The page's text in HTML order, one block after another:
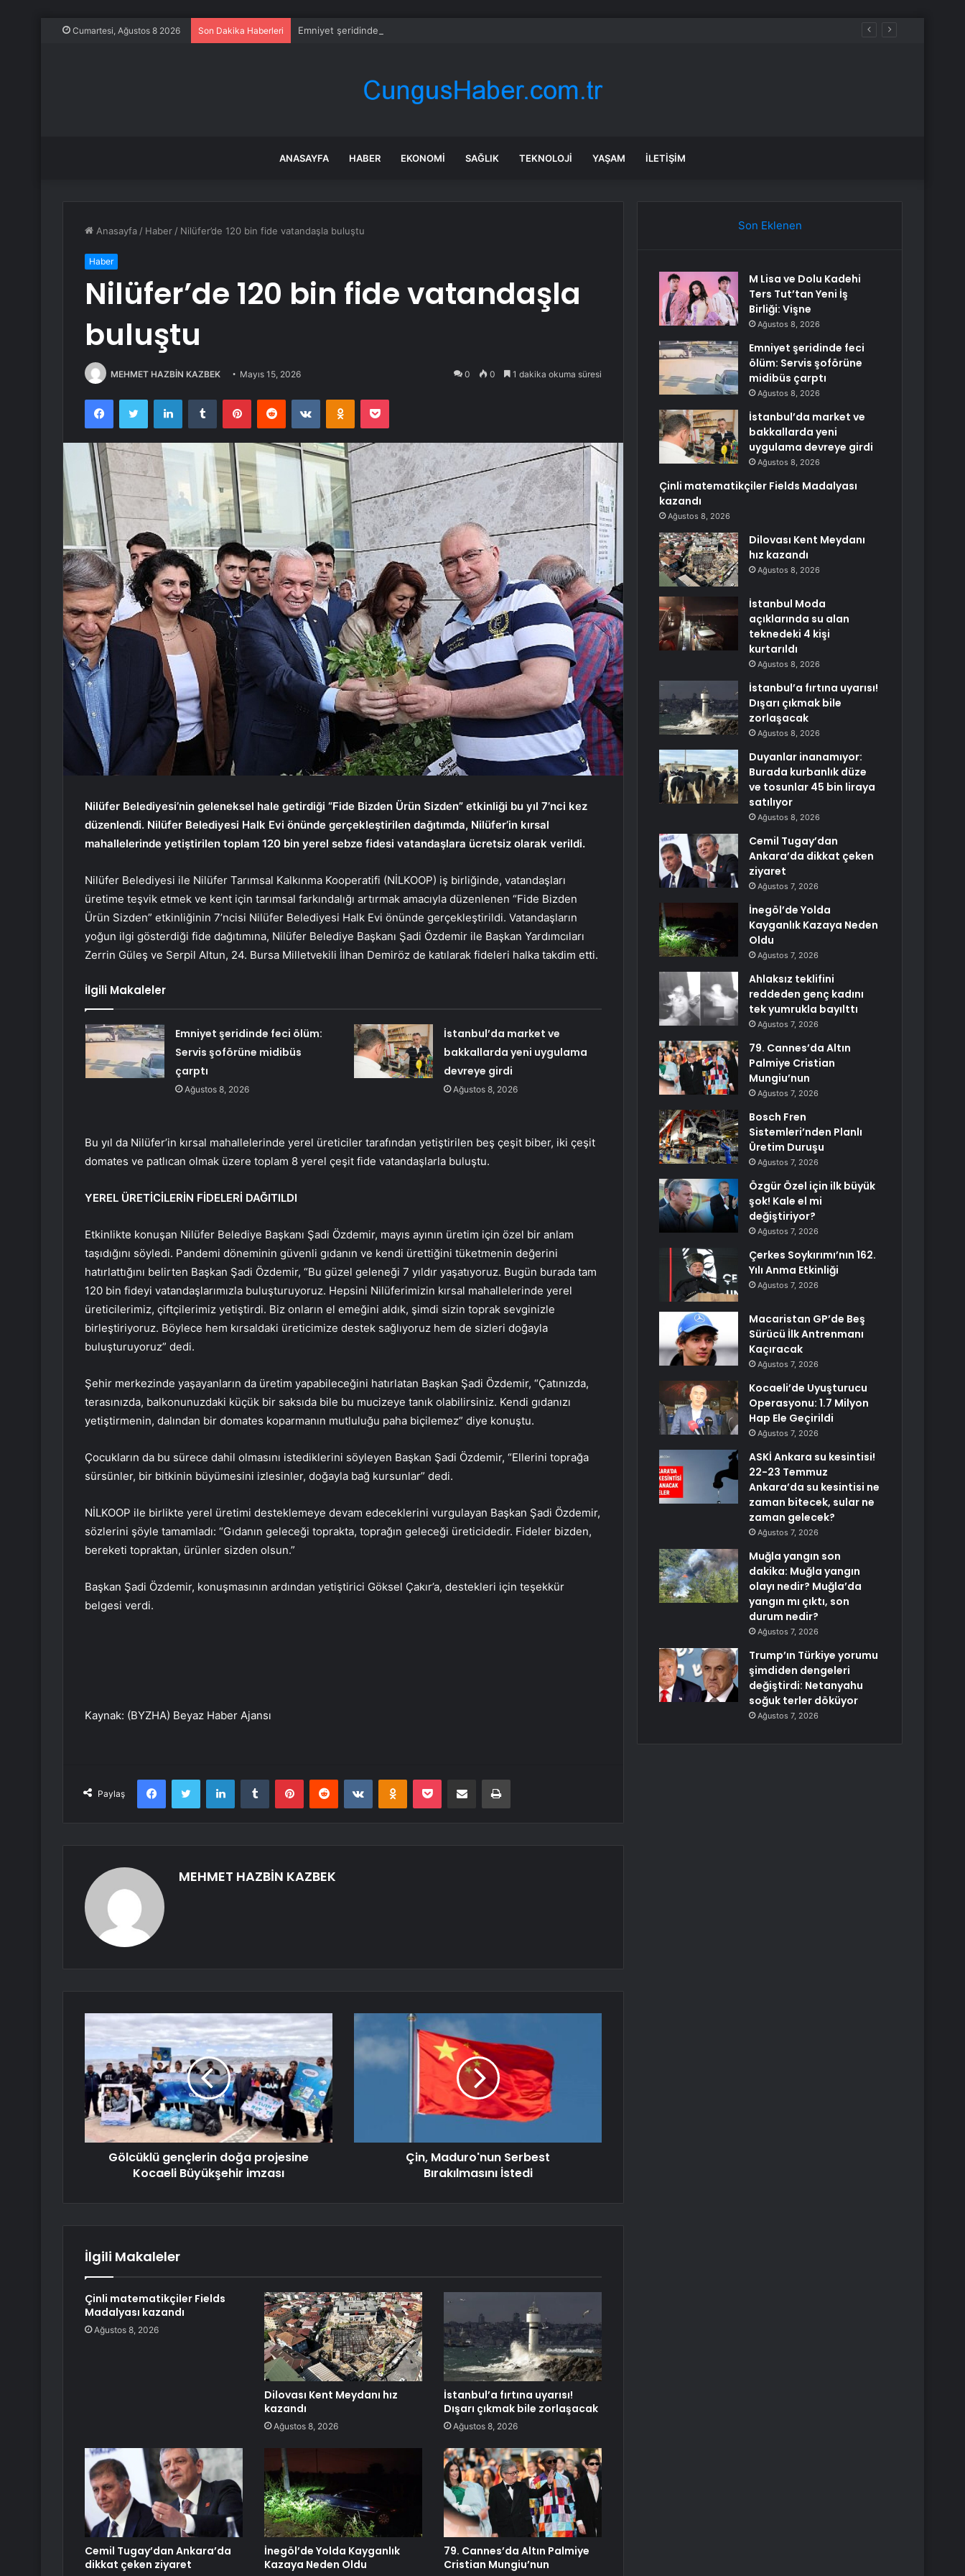
Cumartesi, Ağustos 8 2026 Son Dakika Haberleri Emniyet şeridinde feci ölüm: Servis şoförüne midibüs çarptı
ANASAYFA HABER EKONOMI SAĞLIK TEKNOLOJI YAŞAM İLETIŞIM
Anasayfa / Haber / Nilüfer’de 120 bin fide vatandaşla buluştu
Haber
Nilüfer’de 120 bin fide vatandaşla
buluştu
MEHMET HAZBİN KAZBEK Mayıs 15, 2026 0 0 1 dakika okuma süresi
FacebookTwitter LinkedInTumblr PinterestReddit VKontakteOdnoklassniki
Pocket
Nilüfer Belediyesi’nin geleneksel hale getirdiği “Fide Bizden Ürün Sizden” etkinliği bu yıl 7’nci kez
düzenlendi. Nilüfer Belediyesi Halk Evi önünde gerçekleştirilen dağıtımda, Nilüfer’in kırsal
mahallelerinde yetiştirilen toplam 120 bin yerel sebze fidesi vatandaşlara ücretsiz olarak verildi.
Nilüfer Belediyesi ile Nilüfer Tarımsal Kalkınma Kooperatifi (NİLKOOP) iş birliğinde, vatandaşları
üretime teşvik etmek ve kent için tarımsal farkındalığı artırmak amacıyla düzenlenen “Fide Bizden
Ürün Sizden” etkinliğinin 7’ncisi Nilüfer Belediyesi Halk Evi önünde gerçekleştirildi. Vatandaşların
yoğun ilgi gösterdiği fide dağıtımına, Nilüfer Belediye Başkanı Şadi Özdemir ile Başkan Yardımcıları
Zerrin Güleş ve Serpil Altun, 24. Bursa Milletvekili İlhan Demiröz de katılarak fideleri halka takdim etti.
İlgili Makaleler
Emniyet şeridinde feci ölüm:
Servis şoförüne midibüs
çarptı
Ağustos 8, 2026
İstanbul’da market ve
bakkallarda yeni uygulama
devreye girdi
Ağustos 8, 2026
Bu yıl da Nilüfer’in kırsal mahallelerinde yerel üreticiler tarafından yetiştirilen beş çeşit biber, iki çeşit
domates ve patlıcan olmak üzere toplam 8 yerel çeşit fide vatandaşlarla buluştu.
YEREL ÜRETİCİLERİN FİDELERİ DAĞITILDI
Etkinlikte konuşan Nilüfer Belediye Başkanı Şadi Özdemir, mayıs ayının üretim için özel bir anlam
taşıdığını söyledi. Pandemi döneminin güvenli gıdanın ve kendi ürettiğini tüketmenin değerini
hatırlattığını belirten Başkan Şadi Özdemir, “Bu güzel geleneği 7 yıldır yaşatıyoruz. Bugün burada tam
120 bin fideyi vatandaşlarımızla buluşturuyoruz. Hepsini Nilüferimizin kırsal mahallelerinde yerel
üreticilerimiz, çiftçilerimiz yetiştirdi. Biz onların el emeğini aldık, şimdi sizin toprak sevginizle
birleştiriyoruz. Böylece hem kırsaldaki üreticimize destek sağlıyoruz hem de sizleri doğayla
buluşturuyoruz” dedi.
Şehir merkezinde yaşayanların da üretim yapabileceğini hatırlatan Başkan Şadi Özdemir, “Çatınızda,
terasınızda, balkonunuzdaki küçük bir saksıda bile bu mucizeye tanık olabilirsiniz. Kendi gıdanızı
yetiştirmenin, dalından bir domates koparmanın mutluluğu paha biçilemez” diye konuştu.
Çocukların da bu sürece dahil olmasını istediklerini söyleyen Başkan Şadi Özdemir, “Ellerini toprağa
sürsünler, bir bitkinin büyümesini izlesinler, doğayla bağ kursunlar” dedi.
NİLKOOP ile birlikte yerel üretimi desteklemeye devam edeceklerini vurgulayan Başkan Şadi Özdemir,
sözlerini şöyle tamamladı: “Gıdanın geleceği toprakta, toprağın geleceği üreticidedir. Fideler bizden,
bereketi topraktan, ürünler sizden olsun.”
Başkan Şadi Özdemir, konuşmasının ardından yetiştirici Göksel Çakır’a, destekleri için teşekkür
belgesi verdi.
Kaynak: (BYZHA) Beyaz Haber Ajansı
Paylaş
FacebookTwitter LinkedInTumblr PinterestReddit VKontakteOdnoklassniki
Pocket E-Posta ile paylaş Yazdır
MEHMET HAZBİN KAZBEK
Gölcüklü gençlerin doğa projesine
Kocaeli Büyükşehir imzası
Çin, Maduro'nun Serbest
Bırakılmasını İstedi
İlgili Makaleler
Çinli matematikçiler Fields
Madalyası kazandı
Ağustos 8, 2026
Dilovası Kent Meydanı hız
kazandı
Ağustos 8, 2026
İstanbul’a fırtına uyarısı!
Dışarı çıkmak bile zorlaşacak
Ağustos 8, 2026
Cemil Tugay’dan Ankara’da
dikkat çeken ziyaret
İnegöl’de Yolda Kayganlık
Kazaya Neden Oldu
79. Cannes’da Altın Palmiye
Cristian Mungiu’nun
Son Eklenen
M Lisa ve Dolu Kadehi
Ters Tut’tan Yeni İş
Birliği: Vişne
Ağustos 8, 2026
Emniyet şeridinde feci
ölüm: Servis şoförüne
midibüs çarptı
Ağustos 8, 2026
İstanbul’da market ve
bakkallarda yeni
uygulama devreye girdi
Ağustos 8, 2026
Çinli matematikçiler Fields Madalyası
kazandı
Ağustos 8, 2026
Dilovası Kent Meydanı
hız kazandı
Ağustos 8, 2026
İstanbul Moda
açıklarında su alan
teknedeki 4 kişi
kurtarıldı
Ağustos 8, 2026
İstanbul’a fırtına uyarısı!
Dışarı çıkmak bile
zorlaşacak
Ağustos 8, 2026
Duyanlar inanamıyor:
Burada kurbanlık düze
ve tosunlar 45 bin liraya
satılıyor
Ağustos 8, 2026
Cemil Tugay’dan
Ankara’da dikkat çeken
ziyaret
Ağustos 7, 2026
İnegöl’de Yolda
Kayganlık Kazaya Neden
Oldu
Ağustos 7, 2026
Ahlaksız teklifini
reddeden genç kadını
tek yumrukla bayılttı
Ağustos 7, 2026
79. Cannes’da Altın
Palmiye Cristian
Mungiu’nun
Ağustos 7, 2026
Bosch Fren
Sistemleri’nden Planlı
Üretim Duruşu
Ağustos 7, 2026
Özgür Özel için ilk büyük
şok! Kale el mi
değiştiriyor?
Ağustos 7, 2026
Çerkes Soykırımı’nın 162.
Yılı Anma Etkinliği
Ağustos 7, 2026
Macaristan GP’de Beş
Sürücü İlk Antrenmanı
Kaçıracak
Ağustos 7, 2026
Kocaeli’de Uyuşturucu
Operasyonu: 1.7 Milyon
Hap Ele Geçirildi
Ağustos 7, 2026
ASKİ Ankara su kesintisi!
22-23 Temmuz
Ankara’da su kesintisi ne
zaman bitecek, sular ne
zaman gelecek?
Ağustos 7, 2026
Muğla yangın son
dakika: Muğla yangın
olayı nedir? Muğla’da
yangın mı çıktı, son
durum nedir?
Ağustos 7, 2026
Trump’ın Türkiye yorumu
şimdiden dengeleri
değiştirdi: Netanyahu
soğuk terler döküyor
Ağustos 7, 2026